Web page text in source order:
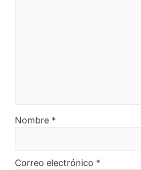
Nombre *
Correo electrónico *